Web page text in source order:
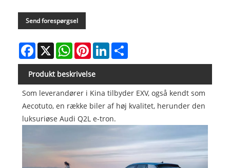
Send forespørgsel
Facebook
X WhatsAppPinterestLinkedIn
Produkt beskrivelse
Som leverandører i Kina tilbyder EXV, også kendt som
Aecotuto, en række biler af høj kvalitet, herunder den
luksuriøse Audi Q2L e-tron.